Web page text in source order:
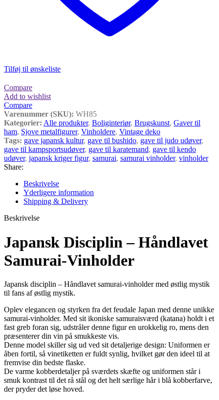
Tilføj til ønskeliste
Compare
Add to wishlist
Compare
Varenummer (SKU): WH85
Kategorier: Alle produkter, Boliginteriør, Brugskunst, Gaver til
ham, Sjove metalfigurer, Vinholdere, Vintage deko
Tags: gave japansk kultur, gave til bushido, gave til judo udøver,
gave til kampsportsudøver, gave til karatemand, gave til kendo
udøver, japansk kriger figur, samurai, samurai vinholder, vinholder
Share:
Beskrivelse
Yderligere information
Shipping & Delivery
Beskrivelse
Japansk Disciplin – Håndlavet
Samurai-Vinholder
Japansk disciplin – Håndlavet samurai-vinholder med østlig mystik
til fans af østlig mystik.
Oplev elegancen og styrken fra det feudale Japan med denne unikke
samurai-vinholder. Med sit ikoniske samuraisværd (katana) holdt i et
fast greb foran sig, udstråler denne figur en urokkelig ro, mens den
præsenterer din vin på smukkeste vis.
Denne model skiller sig ud ved sit detaljerige design: Uniformen er
åben fortil, så vinetiketten er fuldt synlig, hvilket gør den ideel til at
fremvise din bedste flaske.
De varme kobberdetaljer på sværdets skæfte og uniformen står i
smuk kontrast til det rå stål og det helt særlige hår i blå kobberfarve,
der pryder det løse hoved.